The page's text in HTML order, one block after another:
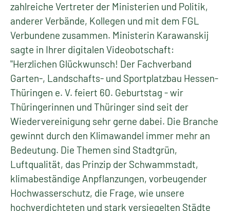
zahlreiche Vertreter der Ministerien und Politik,
anderer Verbände, Kollegen und mit dem FGL
Verbundene zusammen. Ministerin Karawanskij
sagte in Ihrer digitalen Videobotschaft:
"Herzlichen Glückwunsch! Der Fachverband
Garten-, Landschafts- und Sportplatzbau Hessen-
Thüringen e. V. feiert 60. Geburtstag - wir
Thüringerinnen und Thüringer sind seit der
Wiedervereinigung sehr gerne dabei. Die Branche
gewinnt durch den Klimawandel immer mehr an
Bedeutung. Die Themen sind Stadtgrün,
Luftqualität, das Prinzip der Schwammstadt,
klimabeständige Anpflanzungen, vorbeugender
Hochwasserschutz, die Frage, wie unsere
hochverdichteten und stark versiegelten Städte